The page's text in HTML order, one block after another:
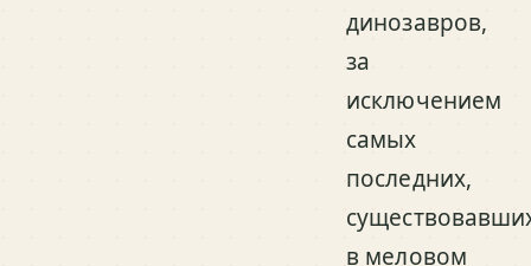
динозавров,
за
исключением
самых
последних,
в меловом